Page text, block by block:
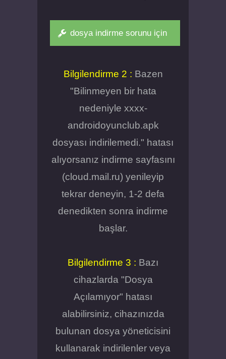
dosya indirme sorunu için
Bilgilendirme 2 : Bazen
"Bilinmeyen bir hata
nedeniyle xxxx-
androidoyunclub.apk
dosyası indirilemedi." hatası
alıyorsanız indirme sayfasını
(cloud.mail.ru) yenileyip
tekrar deneyin, 1-2 defa
denedikten sonra indirme
başlar.
Bilgilendirme 3 : Bazı
cihazlarda "Dosya
Açılamıyor" hatası
alabilirsiniz, cihazınızda
bulunan dosya yöneticisini
kullanarak indirilenler veya